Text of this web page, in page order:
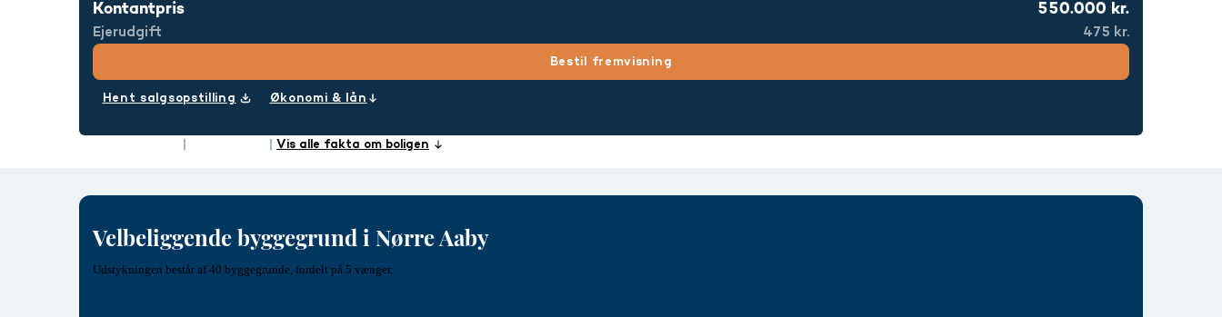
Kontantpris 550.000 kr.
Ejerudgift 475 kr.
Bestil fremvisning
Hent salgsopstilling Økonomi & lån
Vis alle fakta om boligen
Velbeliggende byggegrund i Nørre Aaby
Udstykningen består af 40 byggegrunde, fordelt på 5 vænger.